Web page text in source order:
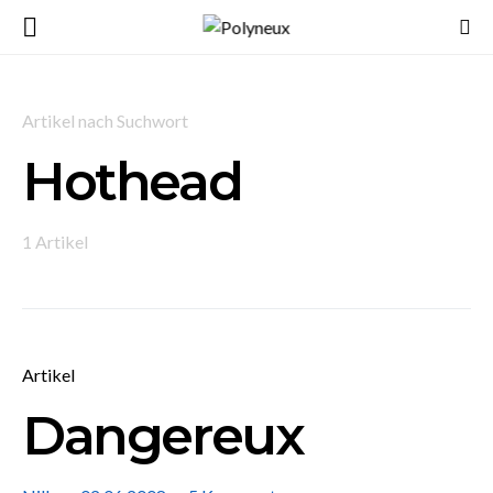
Artikel nach Suchwort
Hothead
1 Artikel
Artikel
Dangereux